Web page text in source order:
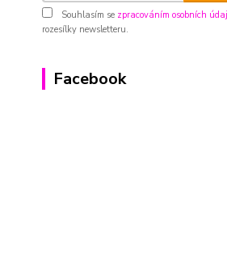
Souhlasím se zpracováním osobních
rozesílky newsletteru.
Facebook